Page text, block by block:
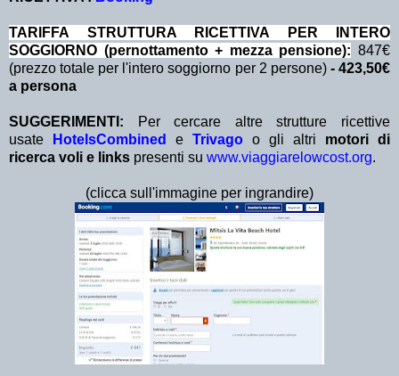
TA RIFFA STRUTTURA RICETTIVA PER INTERO
SOGGIORNO (pernottamento + mezza pensione): 847€
(prezzo totale per l'intero soggiorno per 2 persone) - 423,50€
a persona
SUGGERIMENTI: Per cercare altre strutture ricettive
usate
HotelsCombined e Trivago o gli altri motori di
ricerca voli e links presenti su www.viaggiarelowcost.org.
(clicca sull'immagine per ingrandire)